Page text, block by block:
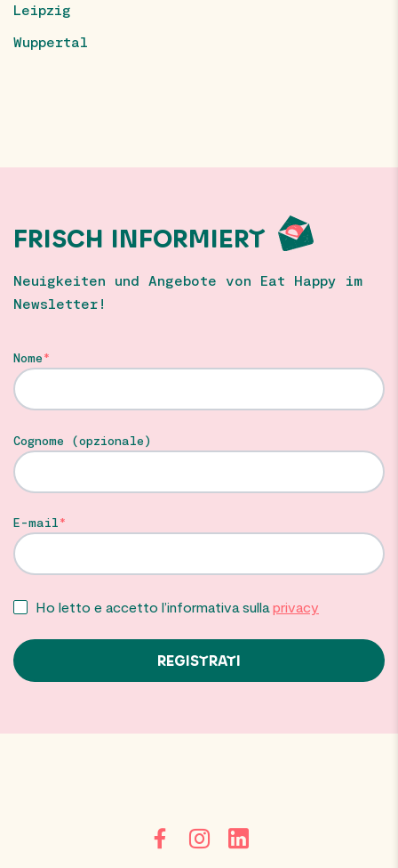
Leipzig
Wuppertal
FRISCH INFORMIERT
Neuigkeiten und Angebote von Eat Happy im
Newsletter!
Nome
Cognome (opzionale)
E-mail
Ho letto e accetto l’informativa sullaprivacy